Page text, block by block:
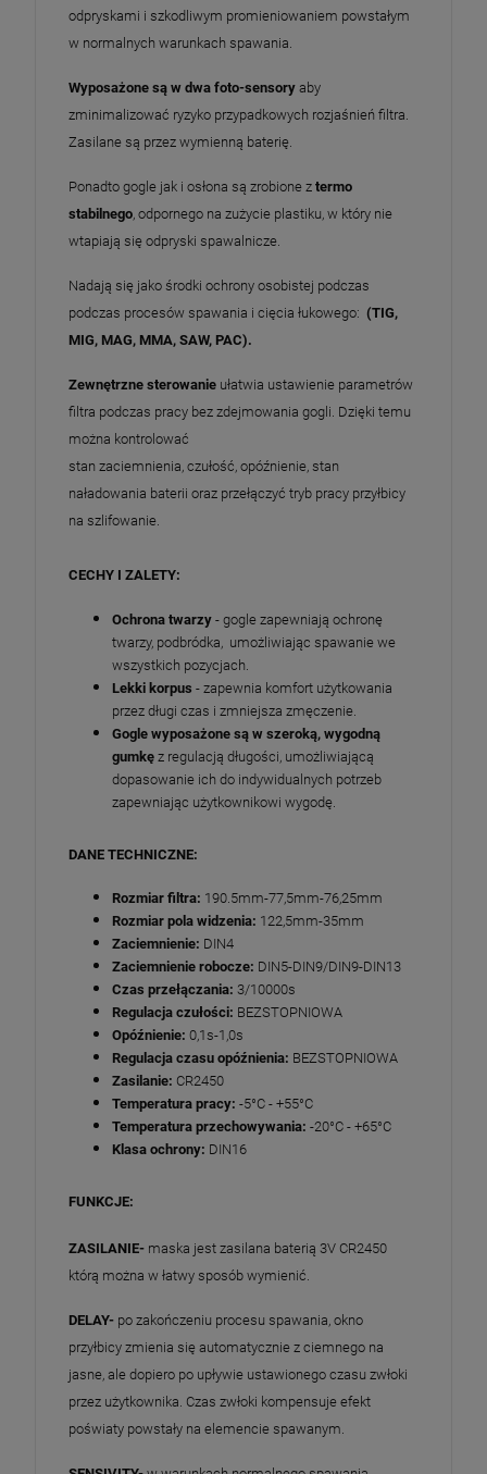
odpryskami i szkodliwym promieniowaniem powstałym
w normalnych warunkach spawania.
Wyposażone są w dwa foto-sensory aby
zminimalizować ryzyko przypadkowych rozjaśnień filtra.
Zasilane są przez wymienną baterię.
Ponadto gogle jak i osłona są zrobione z termo
stabilnego , odpornego na zużycie plastiku, w który nie
wtapiają się odpryski spawalnicze.
Nadają się jako środki ochrony osobistej podczas
podczas procesów spawania i cięcia łukowego: (TIG,
MIG, MAG, MMA, SAW, PAC).
Zewnętrzne sterowanie ułatwia ustawienie parametrów
filtra podczas pracy bez zdejmowania gogli. Dzięki temu
można kontrolować
stan zaciemnienia, czułość, opóźnienie, stan
naładowania baterii oraz przełączyć tryb pracy przyłbicy
na szlifowanie.
CECHY I ZALETY:
Ochrona twarzy - gogle zapewniają ochronę
twarzy, podbródka, umożliwiając spawanie we
wszystkich pozycjach.
Lekki korpus - zapewnia komfort użytkowania
przez długi czas i zmniejsza zmęczenie.
Gogle wyposażone są w szeroką, wygodną
gumkę z regulacją długości, umożliwiającą
dopasowanie ich do indywidualnych potrzeb
zapewniając użytkownikowi wygodę.
DANE TECHNICZNE:
Rozmiar filtra: 190.5mm-77,5mm-76,25mm
Rozmiar pola widzenia: 122,5mm-35mm
Zaciemnienie: DIN4
Zaciemnienie robocze: DIN5-DIN9/DIN9-DIN13
Czas przełączania: 3/10000s
Regulacja czułości: BEZSTOPNIOWA
Opóźnienie: 0,1s-1,0s
Regulacja czasu opóźnienia: BEZSTOPNIOWA
Zasilanie: CR2450
Temperatura pracy: -5°C - +55°C
Temperatura przechowywania: -20°C - +65°C
Klasa ochrony: DIN16
FUNKCJE:
ZASILANIE- maska jest zasilana baterią 3V CR2450
którą można w łatwy sposób wymienić.
DELAY- po zakończeniu procesu spawania, okno
przyłbicy zmienia się automatycznie z ciemnego na
jasne, ale dopiero po upływie ustawionego czasu zwłoki
przez użytkownika. Czas zwłoki kompensuje efekt
poświaty powstały na elemencie spawanym.